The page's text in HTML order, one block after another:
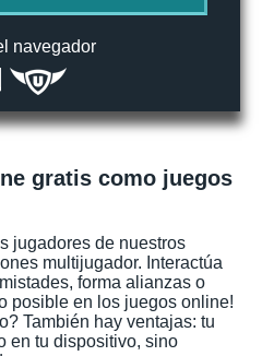
navegador
gratis como juegos
jugadores de nuestros
multijugador. Interactúa
forma alianzas o
posible en los juegos online!
También hay ventajas: tu
en tu dispositivo, sino